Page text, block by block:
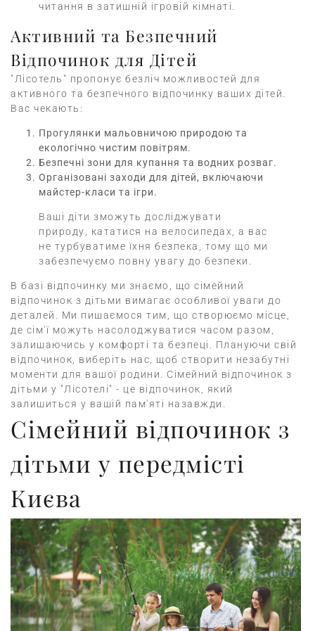
читання в затишній ігровій кімнаті.
Активний та Безпечний
Відпочинок для Дітей
"Лісотель" пропонує безліч можливостей для
активного та безпечного відпочинку ваших дітей.
Вас чекають:
Прогулянки мальовничою природою та
екологічно чистим повітрям.
Безпечні зони для купання та водних розваг.
Організовані заходи для дітей, включаючи
майстер-класи та ігри.
Ваші діти зможуть досліджувати
природу, кататися на велосипедах, а вас
не турбуватиме їхня безпека, тому що ми
забезпечуємо повну увагу до безпеки.
В базі відпочинку ми знаємо, що сімейний
відпочинок з дітьми вимагає особливої уваги до
деталей. Ми пишаємося тим, що створюємо місце,
де сім'ї можуть насолоджуватися часом разом,
залишаючись у комфорті та безпеці. Плануючи свій
відпочинок, виберіть нас, щоб створити незабутні
моменти для вашої родини. Сімейний відпочинок з
дітьми у "Лісотелі" - це відпочинок, який
залишиться у вашій пам'яті назавжди.
Сімейний відпочинок з
дітьми у передмісті
Києва